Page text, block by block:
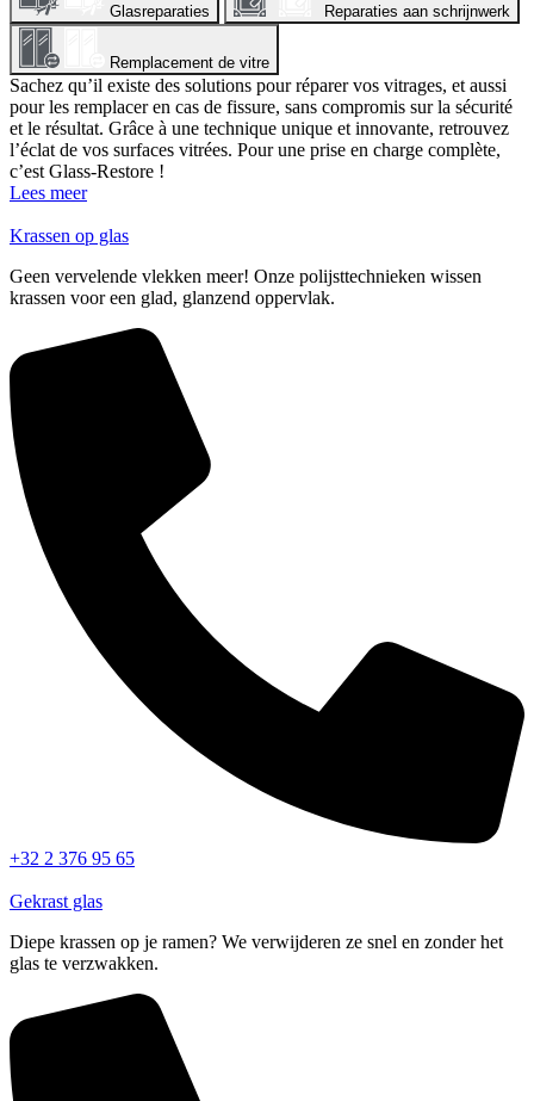
Glasreparaties Reparaties aan schrijnwerk
Remplacement de vitre
Sachez qu’il existe des solutions pour réparer vos vitrages, et aussi
pour les remplacer en cas de fissure, sans compromis sur la sécurité
et le résultat. Grâce à une technique unique et innovante, retrouvez
l’éclat de vos surfaces vitrées. Pour une prise en charge complète,
c’est Glass-Restore !
Lees meer
Krassen op glas
Geen vervelende vlekken meer! Onze polijsttechnieken wissen
krassen voor een glad, glanzend oppervlak.
+32 2 376 95 65
Gekrast glas
Diepe krassen op je ramen? We verwijderen ze snel en zonder het
glas te verzwakken.